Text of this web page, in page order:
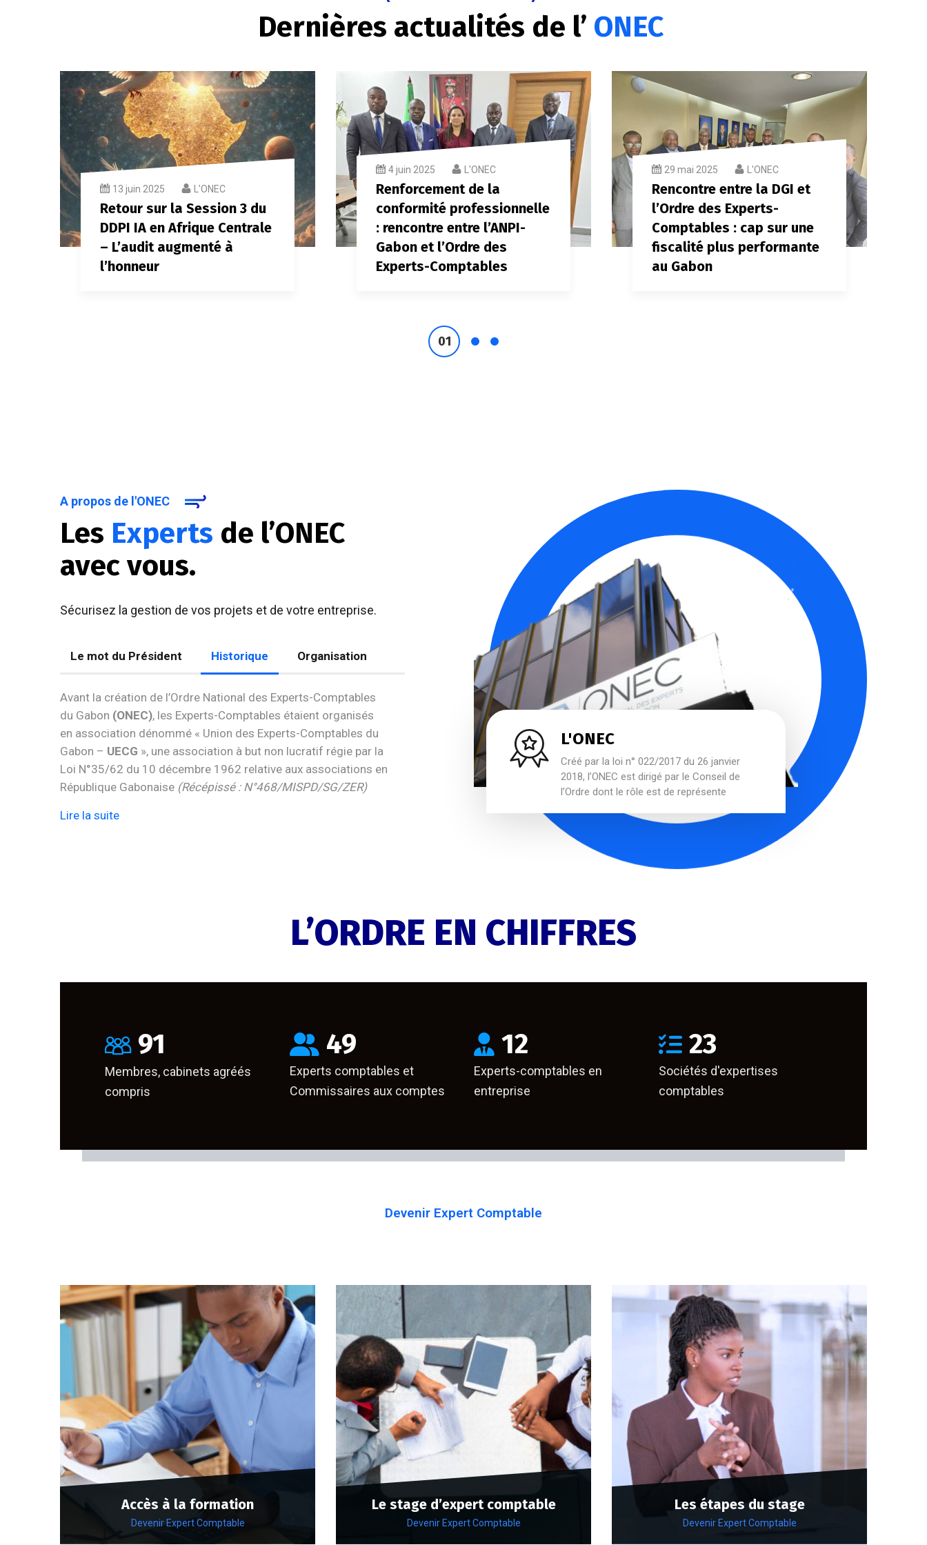
Dernières actualités de l’ ONEC
13 juin 2025 L'ONEC
Retour sur la Session 3 du
DDPI IA en Afrique Centrale
– L’audit augmenté à
l’honneur
4 juin 2025 L'ONEC
Renforcement de la
conformité professionnelle
: rencontre entre l’ANPI-
Gabon et l’Ordre des
Experts-Comptables
29 mai 2025 L'ONEC
Rencontre entre la DGI et
l’Ordre des Experts-
Comptables : cap sur une
fiscalité plus performante
au Gabon
A propos de l'ONEC
Les Experts de l’ONEC
avec vous.
Sécurisez la gestion de vos projets et de votre entreprise.
Le mot du Président Historique Organisation
Avant la création de l’Ordre National des Experts-Comptables
du Gabon (ONEC), les Experts-Comptables étaient organisés
en association dénommé « Union des Experts-Comptables du
Gabon – UECG », une association à but non lucratif régie par la
Loi N°35/62 du 10 décembre 1962 relative aux associations en
République Gabonaise (Récépissé : N°468/MISPD/SG/ZER)
Lire la suite
L'ONEC
Créé par la loi n° 022/2017 du 26 janvier
2018, l’ONEC est dirigé par le Conseil de
l’Ordre dont le rôle est de représente
L’ORDRE EN CHIFFRES
91
Membres, cabinets agréés
compris
49
Experts comptables et
Commissaires aux comptes
12
Experts-comptables en
entreprise
23
Sociétés d'expertises
comptables
Devenir Expert Comptable
Accès à la formation
Devenir Expert Comptable
Le stage d’expert comptable
Devenir Expert Comptable
Les étapes du stage
Devenir Expert Comptable